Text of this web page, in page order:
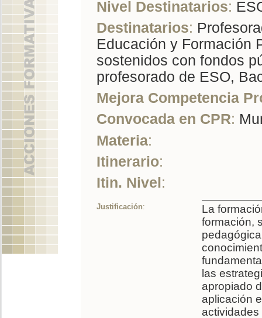
Nivel Destinatarios:
Destinatarios:
Educación y Formación
sostenidos con fondos
profesorado de ESO,
Mejora Competencia
Convocada en CPR:
Materia:
Itinerario:
Itin. Nivel :
Justificación:
La
formación,
las
apropiado
aplicación
actividades